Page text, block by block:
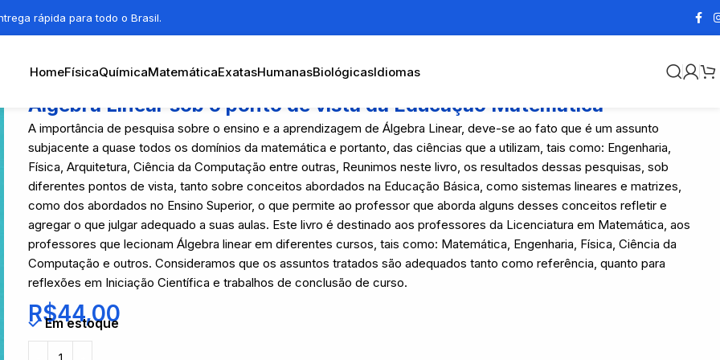
rápida para todo o Brasil.
HomeFísicaQuímicaMatemáticaExatasHumanasBiológicasIdiomas
Álgebra Linear sob o ponto de vista da Educação Matemática
A importância de pesquisa sobre o ensino e a aprendizagem de Álgebra Linear, deve-se ao fato que é um assunto
subjacente a quase todos os domínios da matemática e portanto, das ciências que a utilizam, tais como: Engenharia,
Física, Arquitetura, Ciência da Computação entre outras, Reunimos neste livro, os resultados dessas pesquisas, sob
diferentes pontos de vista, tanto sobre conceitos abordados na Educação Básica, como sistemas lineares e matrizes,
como dos abordados no Ensino Superior, o que permite ao professor que aborda alguns desses conceitos refletir e
agregar o que julgar adequado a suas aulas. Este livro é destinado aos professores da Licenciatura em Matemática, aos
professores que lecionam Álgebra linear em diferentes cursos, tais como: Matemática, Engenharia, Física, Ciência da
Computação e outros. Consideramos que os assuntos tratados são adequados tanto como referência, quanto para
reflexões em Iniciação Científica e trabalhos de conclusão de curso.
R$44,00
Em estoque